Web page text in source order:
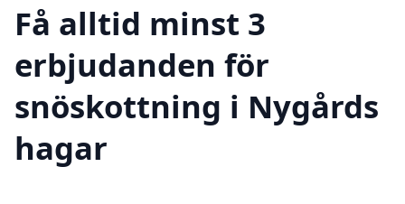
Få alltid minst 3
erbjudanden för
snöskottning i Nygårds
hagar